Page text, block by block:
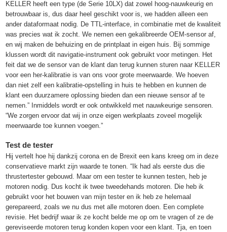
KELLER heeft een type (de Serie 10LX) dat zowel hoog-nauwkeurig en
betrouwbaar is, dus daar heel geschikt voor is, we hadden alleen een
ander dataformaat nodig. De TTL-interface, in combinatie met de kwaliteit
was precies wat ik zocht. We nemen een gekalibreerde OEM-sensor af,
en wij maken de behuizing en de printplaat in eigen huis. Bij sommige
klussen wordt dit navigatie-instrument ook gebruikt voor metingen. Het
feit dat we de sensor van de klant dan terug kunnen sturen naar KELLER
voor een her-kalibratie is van ons voor grote meerwaarde. We hoeven
dan niet zelf een kalibratie-opstelling in huis te hebben en kunnen de
klant een duurzamere oplossing bieden dan een nieuwe sensor af te
nemen.” Inmiddels wordt er ook ontwikkeld met nauwkeurige sensoren.
“We zorgen ervoor dat wij in onze eigen werkplaats zoveel mogelijk
meerwaarde toe kunnen voegen.”
Test de tester
Hij vertelt hoe hij dankzij corona en de Brexit een kans kreeg om in deze
conservatieve markt zijn waarde te tonen. “Ik had als eerste dus die
thrustertester gebouwd. Maar om een tester te kunnen testen, heb je
motoren nodig. Dus kocht ik twee tweedehands motoren. Die heb ik
gebruikt voor het bouwen van mijn tester en ik heb ze helemaal
gerepareerd, zoals we nu dus met alle motoren doen. Een complete
revisie. Het bedrijf waar ik ze kocht belde me op om te vragen of ze de
gereviseerde motoren terug konden kopen voor een klant. Tja, en toen